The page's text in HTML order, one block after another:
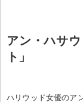
アン・ハサ
ト」
ハリウッド女優のア